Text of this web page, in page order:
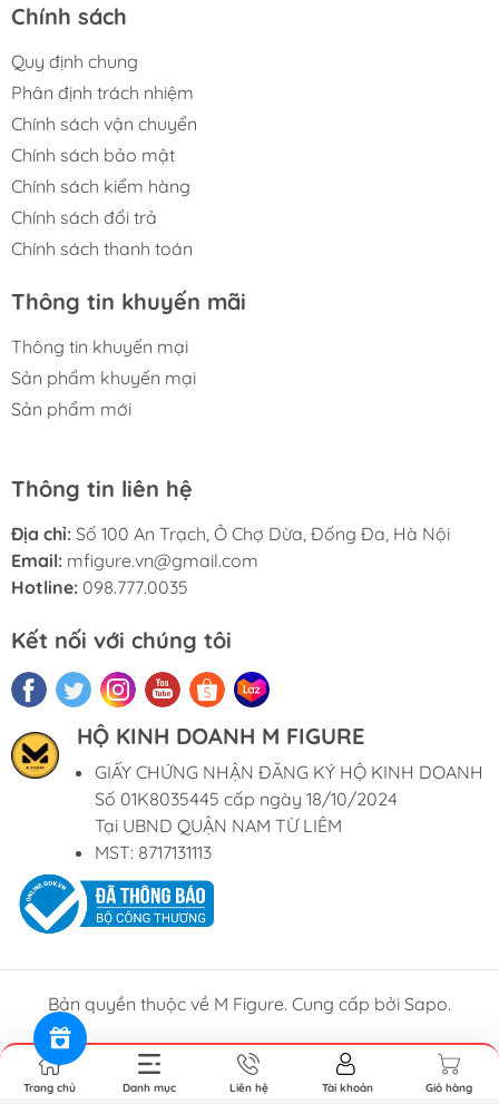
Chính sách
Quy định chung
Phân định trách nhiệm
Chính sách vận chuyển
Chính sách bảo mật
Chính sách kiểm hàng
Chính sách đổi trả
Chính sách thanh toán
Thông tin khuyến mãi
Thông tin khuyến mại
Sản phẩm khuyến mại
Sản phẩm mới
Thông tin liên hệ
Địa chỉ: Số 100 An Trạch, Ô Chợ Dừa, Đống Đa, Hà Nội
Email: mfigure.vn@gmail.com
Hotline: 098.777.0035
Kết nối với chúng tôi
HỘ KINH DOANH M FIGURE
GIẤY CHỨNG NHẬN ĐĂNG KÝ HỘ KINH DOANH
Số 01K8035445 cấp ngày 18/10/2024
Tại UBND QUẬN NAM TỪ LIÊM
MST: 8717131113
Bản quyền thuộc về M Figure. Cung cấp bởi Sapo.
Trang chủ Danh mục Liên hệ Tài khoản Giỏ hàng